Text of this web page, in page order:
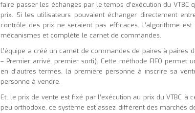
faire passer les échanges par le temps d’exécution du VTBC
prix. Si les utilisateurs pouvaient échanger directement
contrôle des prix ne seraient pas efficaces. L’algorithme
mécanismes et complète le carnet de commandes.
L’équipe a créé un carnet de commandes de paires à paires
– Premier arrivé, premier sorti). Cette méthode FIFO permet
en d’autres termes, la première personne à inscrire sa
personne à vendre.
Et, le prix de vente est fixé par l’exécution au prix du VTBC à
peu orthodoxe, ce système est assez différent des marchés